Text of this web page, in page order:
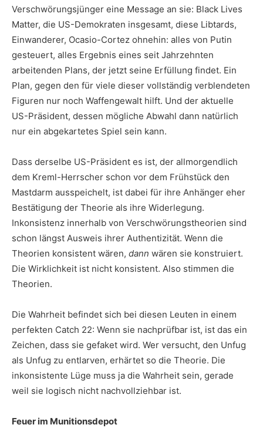
Verschwörungsjünger eine Message an sie: Black Lives
Matter, die US-Demokraten insgesamt, diese Libtards,
Einwanderer, Ocasio-Cortez ohnehin: alles von Putin
gesteuert, alles Ergebnis eines seit Jahrzehnten
arbeitenden Plans, der jetzt seine Erfüllung findet. Ein
Plan, gegen den für viele dieser vollständig verblendeten
Figuren nur noch Waffengewalt hilft. Und der aktuelle
US-Präsident, dessen mögliche Abwahl dann natürlich
nur ein abgekartetes Spiel sein kann.
Dass derselbe US-Präsident es ist, der allmorgendlich
dem Kreml-Herrscher schon vor dem Frühstück den
Mastdarm ausspeichelt, ist dabei für ihre Anhänger eher
Bestätigung der Theorie als ihre Widerlegung.
Inkonsistenz innerhalb von Verschwörungstheorien sind
schon längst Ausweis ihrer Authentizität. Wenn die
Theorien konsistent wären, dann wären sie konstruiert.
Die Wirklichkeit ist nicht konsistent. Also stimmen die
Theorien.
Die Wahrheit befindet sich bei diesen Leuten in einem
perfekten Catch 22: Wenn sie nachprüfbar ist, ist das ein
Zeichen, dass sie gefaket wird. Wer versucht, den Unfug
als Unfug zu entlarven, erhärtet so die Theorie. Die
inkonsistente Lüge muss ja die Wahrheit sein, gerade
weil sie logisch nicht nachvollziehbar ist.
Feuer im Munitionsdepot